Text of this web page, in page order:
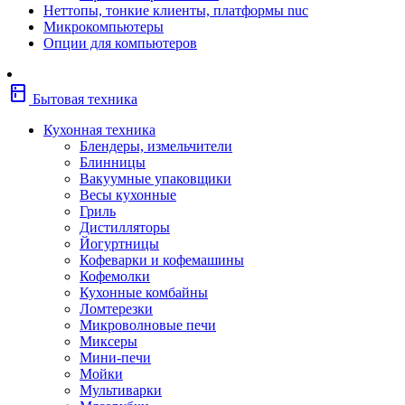
Фены
Щипцы
Электробритвы
Сушильные машины
Морозильные камеры
Плиты
Посудомоечные машины
Водонагреватели
Бойлеры
Встраиваемая техника
Варочные поверхности электрические
Духовые шкафы электрические
Неттопы, тонкие клиенты, платформы nuc
Микрокомпьютеры
Опции для компьютеров
kitchen Бытовая техника
Кухонная техника
Блендеры, измельчители
Блинницы
Вакуумные упаковщики
Весы кухонные
Гриль
Дистилляторы
Йогуртницы
Кофеварки и кофемашины
Кофемолки
Кухонные комбайны
Ломтерезки
Микроволновые печи
Миксеры
Мини-печи
Мойки
Мультиварки